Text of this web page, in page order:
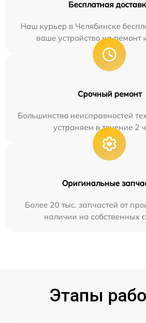
Бесплатная
Наш курьер в Челябинске
ваше устройство на ремонт
Срочный ремонт
Большинство неисправностей
устраняем в течение 2
Оригинальные
Более 20 тыс. запчастей от
наличии на собственных
Этапы